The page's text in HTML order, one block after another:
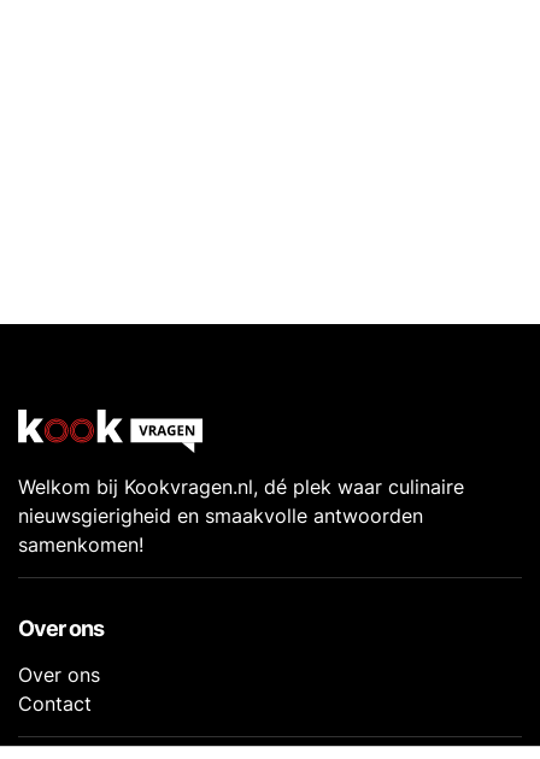
Welkom bij Kookvragen.nl, dé plek waar culinaire
nieuwsgierigheid en smaakvolle antwoorden
samenkomen!
Over ons
Over ons
Contact